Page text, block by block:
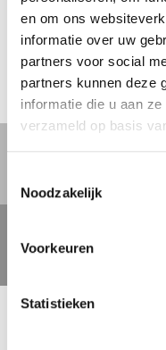
en om ons
informatie over uw
partners voor social
partners kunnen deze
informatie die u aan
verzameld op basis
Noodzakelijk
Voorkeuren
Statistieken
Interesse?
Solliciteer vandaag
motivatiebrief naar